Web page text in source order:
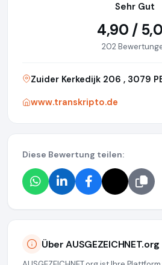
Sehr Gut
4,90 /
202
Zuider Kerkedijk 206 , 3079
www.transkripto.de
Diese Bewertung teilen:
Über AUSGEZEICHNET.org